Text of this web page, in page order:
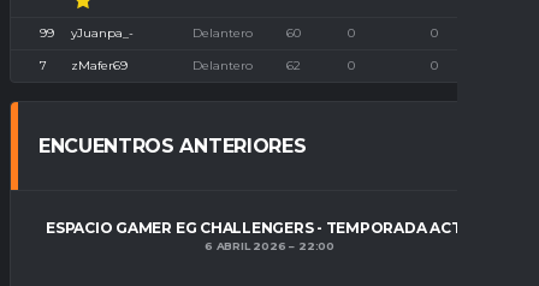
99 yJuanpa_- Delantero 60 0 0
7 zMafer69 Delantero 62 0 0
ENCUENTROS ANTERIORES
ESPACIO GAMER EG CHALLENGERS - TEMPORADA ACTUAL
6 ABRIL 2026 22:00